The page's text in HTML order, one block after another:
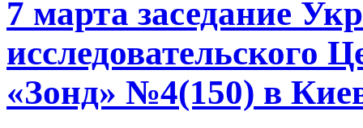
7 марта заседание
исследовательского
«Зонд» №4(150) в